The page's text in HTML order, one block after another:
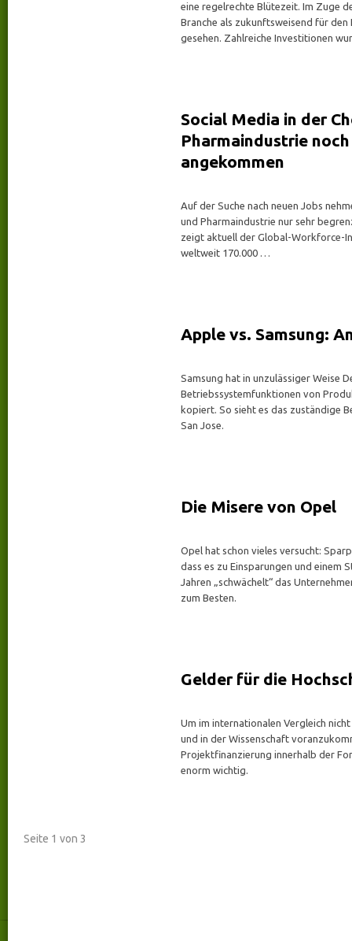
eine regelrechte Blütezeit. Im Zuge
Branche als zukunftsweisend für
gesehen. Zahlreiche Investitionen
Social Media in der
Pharmaindustrie
angekommen
Auf der Suche nach neuen Jobs
und Pharmaindustrie nur sehr
zeigt aktuell der Global-Workforce-
weltweit 170.000 …
Apple vs. Samsung:
Samsung hat in unzulässiger Weise
Betriebssystemfunktionen von
kopiert. So sieht es das zuständige
San Jose.
Die Misere von Opel
Opel hat schon vieles versucht:
dass es zu Einsparungen und einem
Jahren „schwächelt“ das
zum Besten.
Gelder für die
Um im internationalen Vergleich
und in der Wissenschaft
Projektfinanzierung innerhalb der
enorm wichtig.
Seite 1 von 3